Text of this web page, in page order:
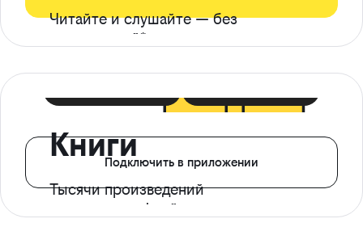
Читайте и слушайте — без
ограничений*
Книги
Тысячи произведений
с доступом офлайн
Подключить в приложении